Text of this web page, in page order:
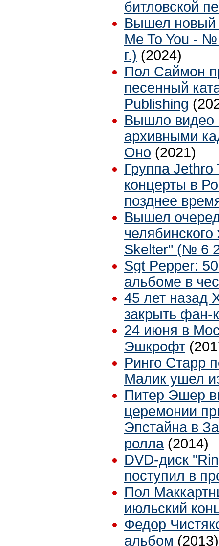
битловской
Вышел новый
Me To You -
г.) (2024)
Пол Саймон
песенный
Publishing
Вышло видео
архивными
Оно (2021)
Группа Jethro
концерты в
позднее
Вышел
Skelter" (№ 6
Sgt Pepper:
альбоме в
45 лет назад
закрыть фан-
24 июня в
Эшкрофт
Ринго Старр
Малик ушел
Питер Эшер
церемонии
Эпстайна в
ролла (2014)
DVD-диск
поступил в
Пол
июльский
Федор
альбом (2013)